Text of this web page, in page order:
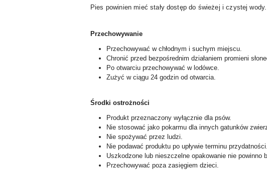
Pies powinien mieć stały dostęp do świeżej i czystej wody.
Przechowywanie
Przechowywać w chłodnym i suchym miejscu.
Chronić przed bezpośrednim działaniem promieni
Po otwarciu przechowywać w lodówce.
Zużyć w ciągu 24 godzin od otwarcia.
Środki ostrożności
Produkt przeznaczony wyłącznie dla psów.
Nie stosować jako pokarmu dla innych gatunków
Nie spożywać przez ludzi.
Nie podawać produktu po upływie terminu przydatności.
Uszkodzone lub nieszczelne opakowanie nie powinno
Przechowywać poza zasięgiem dzieci.